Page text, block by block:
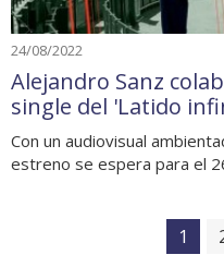
24/08/2022
Alejandro Sanz
single del 'Latido
Con un audiovisual
estreno se espera para el
1